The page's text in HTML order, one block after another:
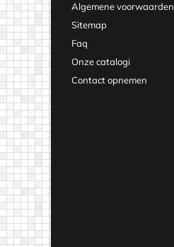
Algemene voorwaarden
Sitemap
Faq
Onze catalogi
Contact opnemen